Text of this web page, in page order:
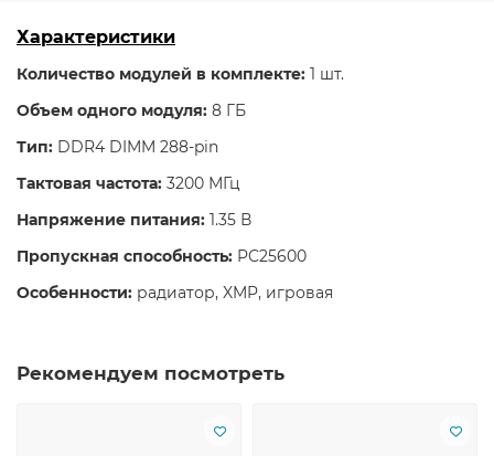
Характеристики
Количество модулей в комплекте: 1 шт.
Объем одного модуля: 8 ГБ
Тип: DDR4 DIMM 288-pin
Тактовая частота: 3200 МГц
Напряжение питания: 1.35 В
Пропускная способность: PC25600
Особенности: радиатор, XMP, игровая
Рекомендуем посмотреть